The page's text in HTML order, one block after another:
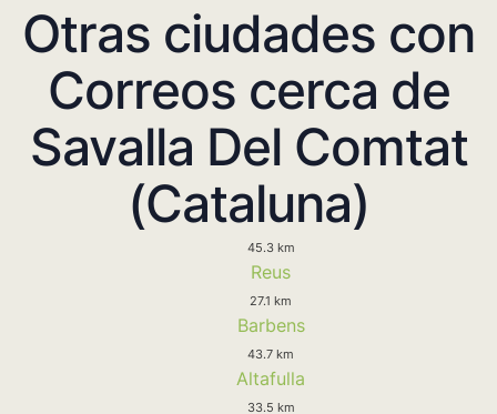
Otras ciudades con
Correos cerca de
Savalla Del Comtat
(Cataluna)
45.3 km
Reus
27.1 km
Barbens
43.7 km
Altafulla
33.5 km